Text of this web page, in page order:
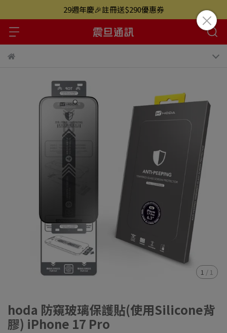
29週年慶🎉註冊送$290優惠券
1 / 1
hoda 防窺玻璃保護貼(使用Silicone背
膠) iPhone 17 Pro